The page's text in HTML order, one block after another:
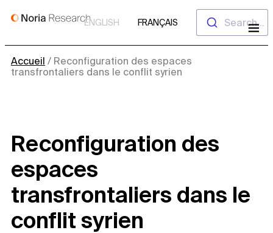
Aller
ENGLISH FRANÇAIS Search...
Accueil / Reconfiguration des espaces
transfrontaliers dans le conflit syrien
Reconfiguration des
espaces
transfrontaliers dans le
conflit syrien